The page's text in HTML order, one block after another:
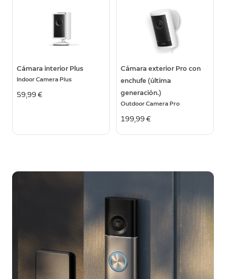
Cámara interior Plus
Indoor Camera Plus
59,99 €
Cámara exterior Pro con
enchufe (última
generación.)
Outdoor Camera Pro
199,99 €